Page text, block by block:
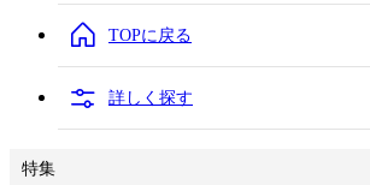
TOPに戻る
詳しく探す
特集